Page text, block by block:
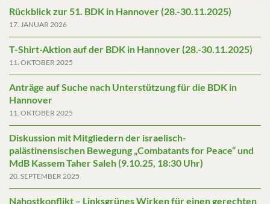
Rückblick zur 51. BDK in Hannover (28.-30.11.2025)
17. JANUAR 2026
T-Shirt-Aktion auf der BDK in Hannover (28.-30.11.2025)
11. OKTOBER 2025
Anträge auf Suche nach Unterstützung für die BDK in
Hannover
11. OKTOBER 2025
Diskussion mit Mitgliedern der israelisch-
palästinensischen Bewegung „Combatants for Peace“ und
MdB Kassem Taher Saleh (9.10.25, 18:30 Uhr)
20. SEPTEMBER 2025
Nahostkonflikt – Linksgrünes Wirken für einen gerechten